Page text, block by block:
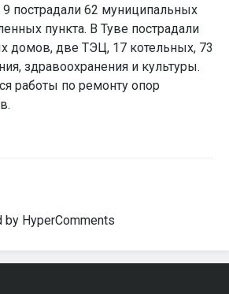
пострадали 62 муниципальных
пункта. В Туве пострадали
домов, две ТЭЦ, 17 котельных, 73
здравоохранения и культуры.
работы по ремонту опор
HyperComments